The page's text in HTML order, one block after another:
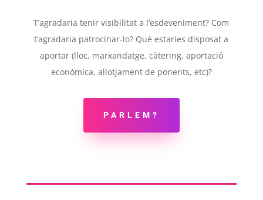
T’agradaria tenir visibilitat a l’esdeveniment? Com
t’agradaria patrocinar-lo? Què estaries disposat a
aportar (lloc, marxandatge, càtering, aportació
econòmica, allotjament de ponents, etc)?
PARLEM?